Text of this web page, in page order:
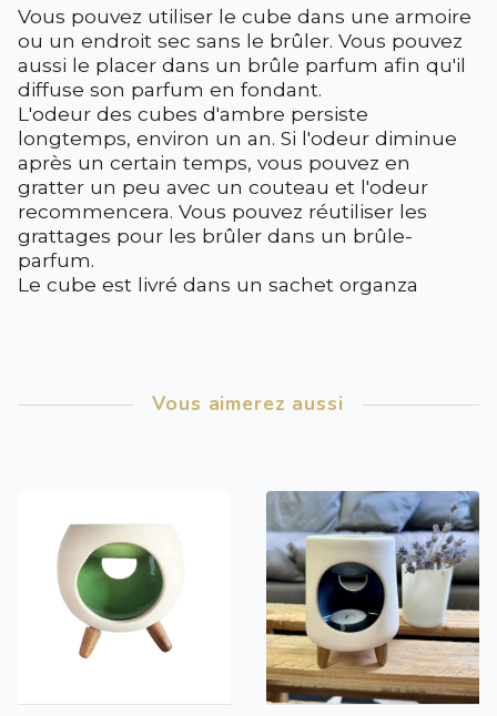
Vous pouvez utiliser le cube dans une armoire
ou un endroit sec sans le brûler. Vous pouvez
aussi le placer dans un brûle parfum afin qu'il
diffuse son parfum en fondant.
L'odeur des cubes d'ambre persiste
longtemps, environ un an. Si l'odeur diminue
après un certain temps, vous pouvez en
gratter un peu avec un couteau et l'odeur
recommencera. Vous pouvez réutiliser les
grattages pour les brûler dans un brûle-
parfum.
Le cube est livré dans un sachet organza
Vous aimerez aussi